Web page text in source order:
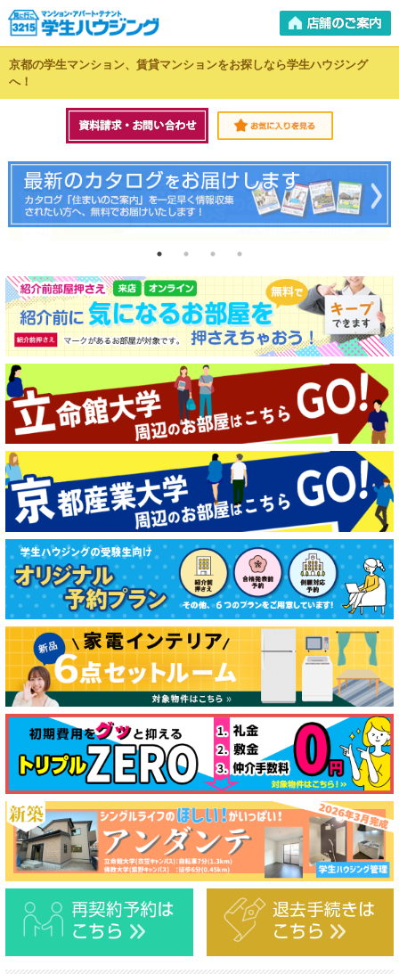
京都の学生マンション、賃貸マンションをお探しなら学生ハウジング
へ！